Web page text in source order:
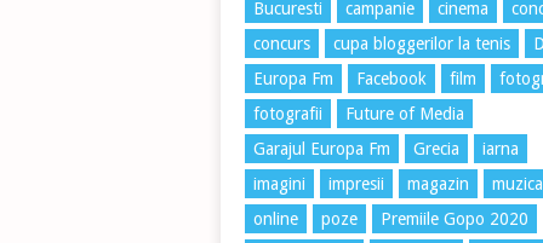
Bucuresti campanie cinema
concurs
cupa bloggerilor la tenis
Europa Fm
Facebook film
fotografii
Future of Media
Garajul Europa Fm
Grecia
iarna
imagini
impresii magazin
muzica
online
poze
Premiile Gopo 2020